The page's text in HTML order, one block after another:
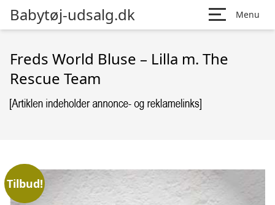
Babytøj-udsalg.dk Menu
Freds World Bluse – Lilla m. The
Rescue Team
Tilbud!